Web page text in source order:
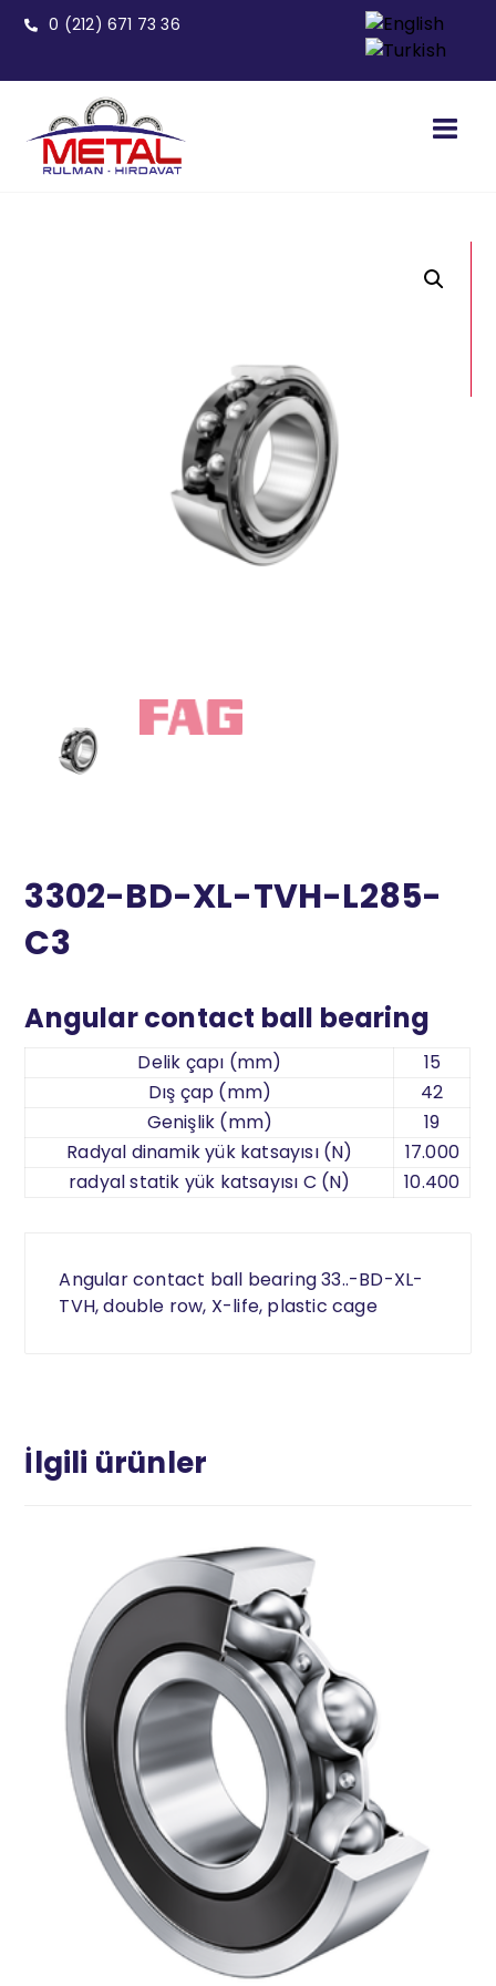
0 (212) 671 73 36
3302-BD-XL-TVH-L285-
C3
Angular contact ball bearing
Delik çapı (mm)
15
Dış çap (mm)
42
Genişlik (mm)
19
Radyal dinamik yük katsayısı (N)
17.000
radyal statik yük katsayısı C (N)
10.400
Angular contact ball bearing 33..-BD-XL-
TVH, double row, X-life, plastic cage
İlgili ürünler